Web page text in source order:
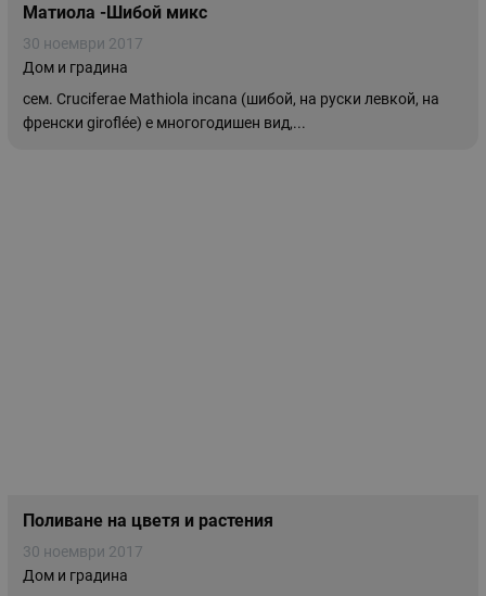
Матиола -Шибой микс
30 ноември 2017
Дом и градина
сем. Cruciferae Mathiola incana (шибой, на руски левкой, на
френски girofléе) е многогодишен вид,...
Поливане на цветя и растения
30 ноември 2017
Дом и градина